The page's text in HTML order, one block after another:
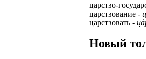
царство-
царствование -
царствовать -
Новый